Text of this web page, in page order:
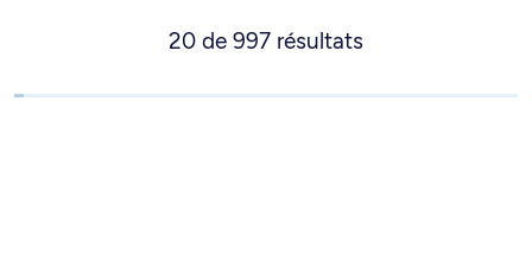
20 de 997 résultats